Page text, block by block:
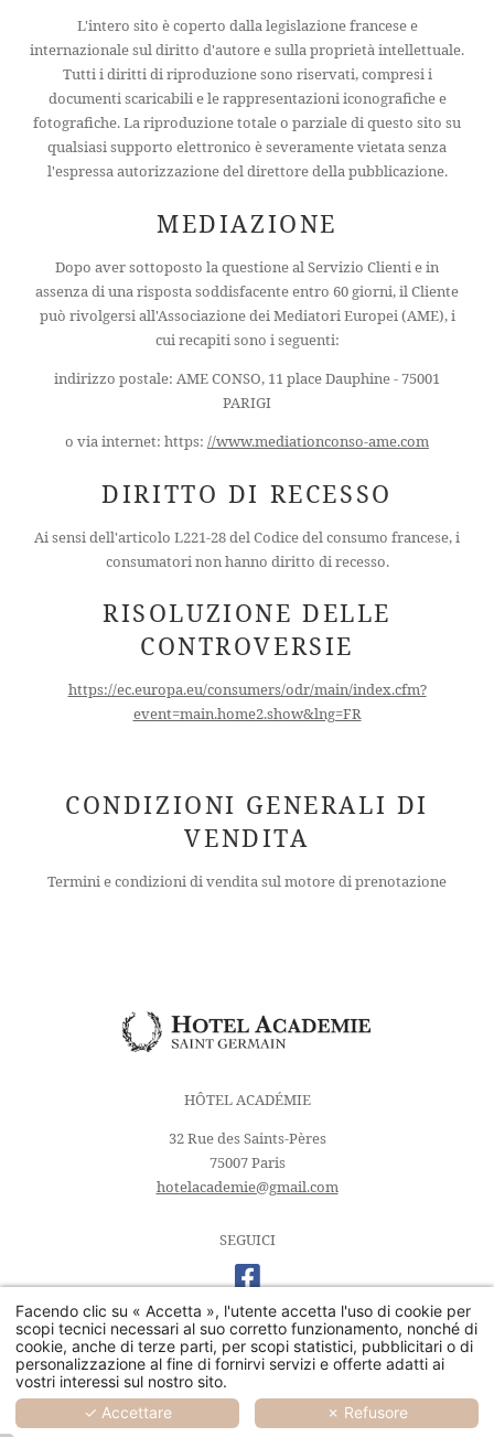
L'intero sito è coperto dalla legislazione francese e
internazionale sul diritto d'autore e sulla proprietà intellettuale.
Tutti i diritti di riproduzione sono riservati, compresi i
documenti scaricabili e le rappresentazioni iconografiche e
fotografiche. La riproduzione totale o parziale di questo sito su
qualsiasi supporto elettronico è severamente vietata senza
l'espressa autorizzazione del direttore della pubblicazione.
MEDIAZIONE
Dopo aver sottoposto la questione al Servizio Clienti e in
assenza di una risposta soddisfacente entro 60 giorni, il Cliente
può rivolgersi all'Associazione dei Mediatori Europei (AME), i
cui recapiti sono i seguenti:
indirizzo postale: AME CONSO, 11 place Dauphine - 75001
PARIGI
o via internet: https: //www.mediationconso-ame.com
DIRITTO DI RECESSO
Ai sensi dell'articolo L221-28 del Codice del consumo francese, i
consumatori non hanno diritto di recesso.
RISOLUZIONE DELLE
CONTROVERSIE
https://ec.europa.eu/consumers/odr/main/index.cfm?
event=main.home2.show&lng=FR
CONDIZIONI GENERALI DI
VENDITA
Termini e condizioni di vendita sul motore di prenotazione
HÔTEL ACADÉMIE
32 Rue des Saints-Pères
75007 Paris
hotelacademie@gmail.com
SEGUICI
© 2026 Hotel Académie - Informazioni legali- powered by
MMCréation.com-Utilizzo dei cookie
HOTEL
CAMERE
SERVIZI
SEMINARI
OFFERTE
VICINANZE
CONCIERGE
CONTATTO
+33 1 45 49 80 00
Facendo clic su « Accetta », l'utente accetta l'uso di cookie per
scopi tecnici necessari al suo corretto funzionamento, nonché di
cookie, anche di terze parti, per scopi statistici, pubblicitari o di
personalizzazione al fine di fornirvi servizi e offerte adatti ai
vostri interessi sul nostro sito.
✓ Accettare
✗ Refusore